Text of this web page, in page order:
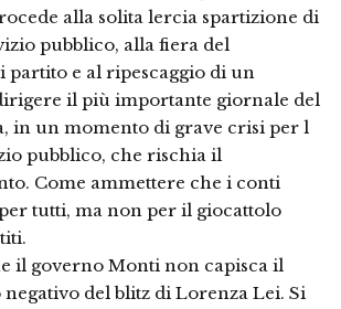
alla solita lercia spartizione di
pubblico, alla fiera del
partito e al ripescaggio di un
il più importante giornale del
in un momento di grave crisi per l
pubblico, che rischia il
Come ammettere che i conti
tutti, ma non per il giocattolo
il governo Monti non capisca il
del blitz di Lorenza Lei. Si